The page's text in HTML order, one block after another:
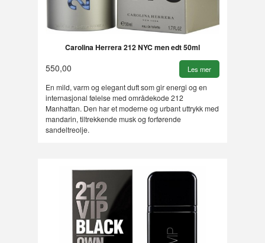
Carolina Herrera 212 NYC men edt 50ml
550,00 Les mer
En mild, varm og elegant duft som gir energi og en
internasjonal følelse med områdekode 212
Manhattan. Den har et moderne og urbant uttrykk med
mandarin, tiltrekkende musk og forførende
sandeltreolje.